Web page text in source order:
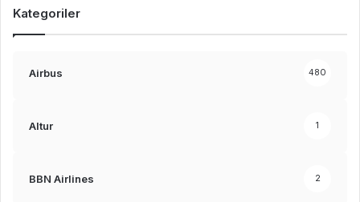
Kategoriler
Airbus 480
Altur 1
BBN Airlines 2